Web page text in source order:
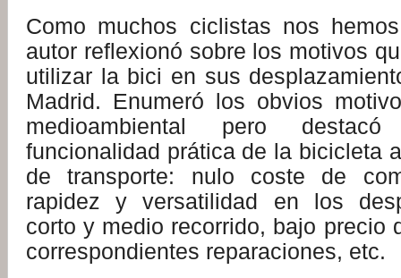
Como muchos ciclistas nos
autor reflexionó sobre los motivos
utilizar la bici en sus
Madrid. Enumeró los obvios
medioambiental pero
funcionalidad prática de la bicicleta
de transporte: nulo coste de
rapidez y versatilidad en los
corto y medio recorrido, bajo precio
correspondientes reparaciones, etc.